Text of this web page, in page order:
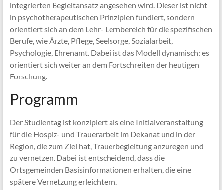
integrierten Begleitansatz angesehen wird. Dieser ist nicht
in psychotherapeutischen Prinzipien fundiert, sondern
orientiert sich an dem Lehr- Lernbereich für die spezifischen
Berufe, wie Ärzte, Pflege, Seelsorge, Sozialarbeit,
Psychologie, Ehrenamt. Dabei ist das Modell dynamisch: es
orientiert sich weiter an dem Fortschreiten der heutigen
Forschung.
Programm
Der Studientag ist konzipiert als eine Initialveranstaltung
für die Hospiz- und Trauerarbeit im Dekanat und in der
Region, die zum Ziel hat, Trauerbegleitung anzuregen und
zu vernetzen. Dabei ist entscheidend, dass die
Ortsgemeinden Basisinformationen erhalten, die eine
spätere Vernetzung erleichtern.